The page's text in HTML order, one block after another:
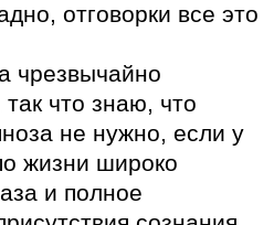
отговорки все это
чрезвычайно
что знаю, что
не нужно, если у
жизни широко
и полное